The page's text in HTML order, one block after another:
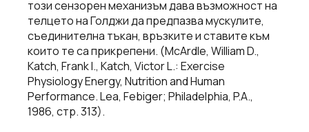
този сензорен механизъм дава възможност на
телцето на Голджи да предпазва мускулите,
съединителна тъкан, връзките и ставите към
които те са прикрепени. (McArdle, William D.,
Katch, Frank I., Katch, Victor L.: Exercise
Physiology Energy, Nutrition and Human
Performance. Lea, Febiger; Philadelphia, P.A.,
1986, стр. 313).